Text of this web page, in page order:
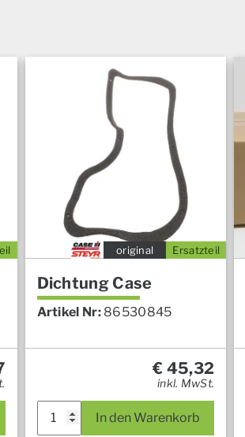
Ersatzteil
original
Dichtung Case
Artikel Nr: 86530845
€ 45,32
inkl. MwSt.
In den Warenkorb